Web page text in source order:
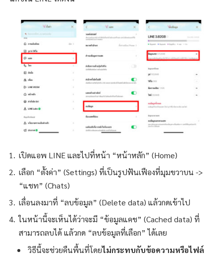
เปิดแอพ LINE และไปที่หน้า “หน้าหลัก” (Home)
เลือก “ตั้งค่า” (Settings) ที่เป็นรูปฟันเฟืองที่มุมขวาบน ->
“แชท” (Chats)
เลื่อนลงมาที่ “ลบข้อมูล” (Delete data) แล้วกดเข้าไป
ในหน้านี้จะเห็นได้ว่าจะมี “ข้อมูลแคช” (Cached data) ที่
สามารถลบได้ แล้วกด “ลบข้อมูลที่เลือก” ได้เลย
วิธีนี้จะช่วยคืนพื้นที่โดยไม่กระทบกับข้อความหรือไฟล์